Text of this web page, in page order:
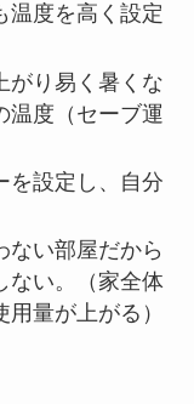
温度を高く設定
がり易く暑くな
温度（セーブ運
を設定し、自分
ない部屋だから
ない。（家全体
量が上がる）